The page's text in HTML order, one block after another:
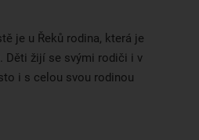
je u Řeků rodina, která je
Děti žijí se svými rodiči i v
i s celou svou rodinou